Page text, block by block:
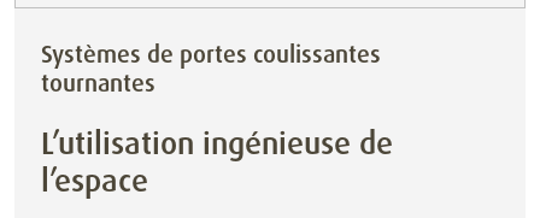
Systèmes de portes coulissantes
tournantes
L’utilisation ingénieuse de
l’espace